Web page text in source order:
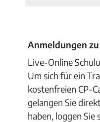
Anmeldungen
Live-Online
Um sich für ein
kostenfreien CP-
gelangen Sie
haben, loggen